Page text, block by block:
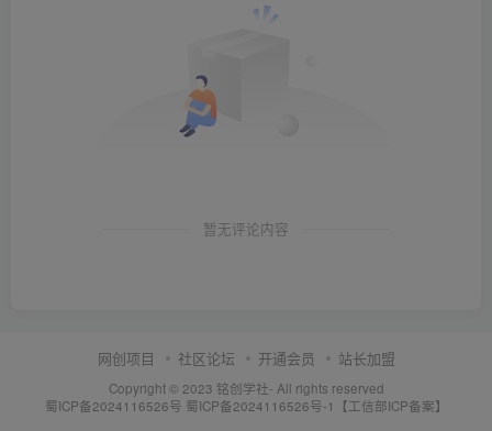
暂无评论内容
网创项目 社区论坛 开通会员 站长加盟
Copyright © 2023 铭创学社- All rights reserved
蜀ICP备2024116526号 蜀ICP备2024116526号-1【工信部ICP备案】